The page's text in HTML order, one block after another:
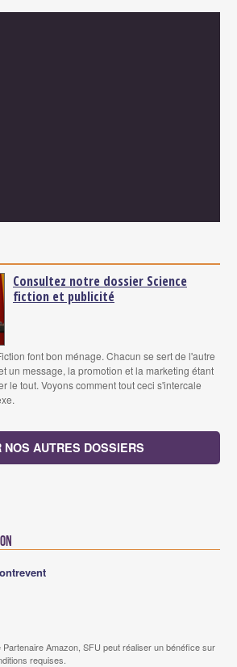
Consultez notre dossier Science
fiction et publicité
font bon ménage. Chacun se sert de l'autre
un message, la promotion et la marketing étant
le tout. Voyons comment tout ceci s'intercale
AUTRES DOSSIERS
Amazon, SFU peut réaliser un bénéfice sur
requises.